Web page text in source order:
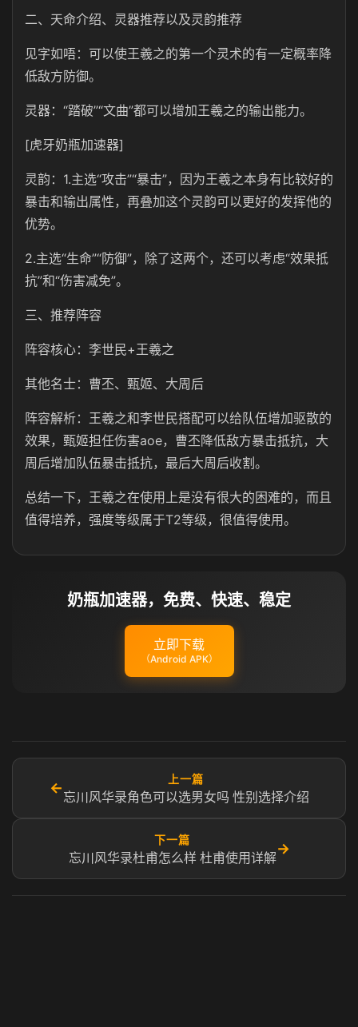
二、天命介绍、灵器推荐以及灵韵推荐
见字如唔：可以使王羲之的第一个灵术的有一定概率降
低敌方防御。
灵器：“踏破”“文曲”都可以增加王羲之的输出能力。
[虎牙奶瓶加速器]
灵韵：1.主选“攻击”“暴击”，因为王羲之本身有比较好的
暴击和输出属性，再叠加这个灵韵可以更好的发挥他的
优势。
2.主选“生命”“防御”，除了这两个，还可以考虑“效果抵
抗”和“伤害减免”。
三、推荐阵容
阵容核心：李世民+王羲之
其他名士：曹丕、甄姬、大周后
阵容解析：王羲之和李世民搭配可以给队伍增加驱散的
效果，甄姬担任伤害aoe，曹丕降低敌方暴击抵抗，大
周后增加队伍暴击抵抗，最后大周后收割。
总结一下，王羲之在使用上是没有很大的困难的，而且
值得培养，强度等级属于T2等级，很值得使用。
奶瓶加速器，免费、快速、稳定
立即下载
（Android APK）
←
上一篇
忘川风华录角色可以选男女吗 性别选择介绍
下一篇
忘川风华录杜甫怎么样 杜甫使用详解
→